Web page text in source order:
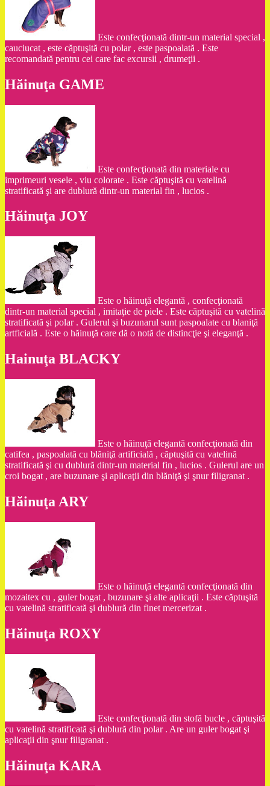
Este confecţionată dintr-un material special ,
cauciucat , este căptuşită cu polar , este paspoalată . Este
recomandată pentru cei care fac excursii , drumeţii .
Hăinuţa GAME
Este confecţionată din materiale cu
imprimeuri vesele , viu colorate . Este căptuşită cu vatelină
stratificată şi are dublură dintr-un material fin , lucios .
Hăinuţa JOY
Este o hăinuţă elegantă , confecţionată
dintr-un material special , imitaţie de piele . Este căptuşită cu vatelină
stratificată şi polar . Gulerul şi buzunarul sunt paspoalate cu blaniţă
artficială . Este o hăinuţă care dă o notă de distincţie şi eleganţă .
Hainuţa BLACKY
Este o hăinuţă elegantă confecţionată din
catifea , paspoalată cu blăniţă artificială , căptuşită cu vatelină
stratificată şi cu dublură dintr-un material fin , lucios . Gulerul are un
croi bogat , are buzunare şi aplicaţii din blăniţă şi şnur filigranat .
Hăinuţa ARY
Este o hăinuţă elegantă confecţionată din
mozaitex cu , guler bogat , buzunare şi alte aplicaţii . Este căptuşită
cu vatelină stratificată şi dublură din finet mercerizat .
Hăinuţa ROXY
Este confecţionată din stofă bucle , căptuşită
cu vatelină stratificată şi dublură din polar . Are un guler bogat şi
aplicaţii din şnur filigranat .
Hăinuţa KARA